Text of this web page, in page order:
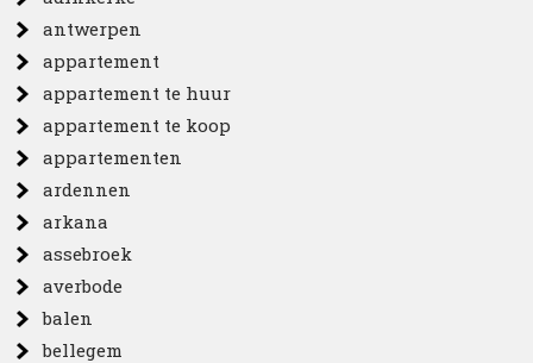
antwerpen
appartement
appartement te huur
appartement te koop
appartementen
ardennen
arkana
assebroek
averbode
balen
bellegem